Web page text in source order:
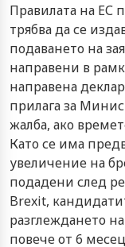
Правилата на ЕС
трябва да се
подаването на
направени в
направена
прилага за
жалба, ако
Като се има
увеличение на
подадени след
Brexit,
разглеждането
повече от 6